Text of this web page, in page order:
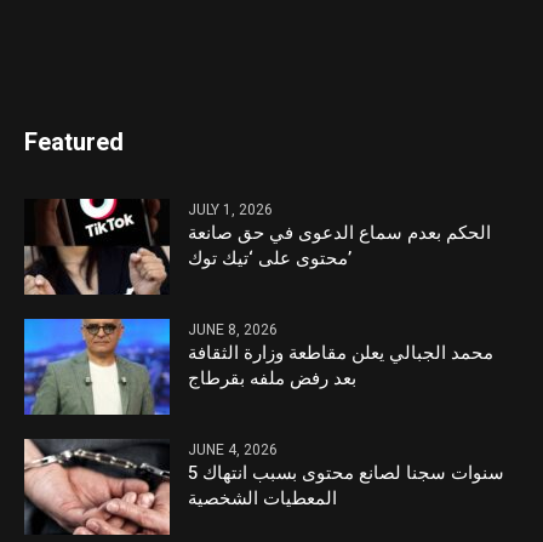
Featured
JULY 1, 2026
الحكم بعدم سماع الدعوى في حق صانعة
محتوى على ‘تيك توك’
JUNE 8, 2026
محمد الجبالي يعلن مقاطعة وزارة الثقافة
بعد رفض ملفه بقرطاج
JUNE 4, 2026
5 سنوات سجنا لصانع محتوى بسبب انتهاك
المعطيات الشخصية